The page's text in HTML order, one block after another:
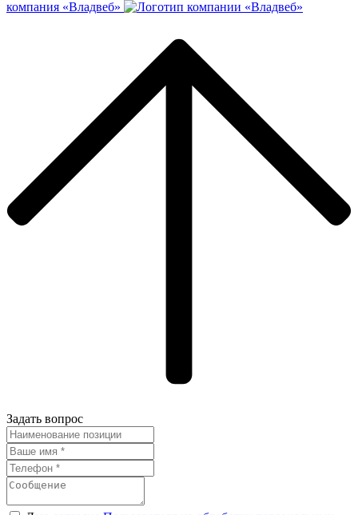
компания «Владвеб»
Задать вопрос